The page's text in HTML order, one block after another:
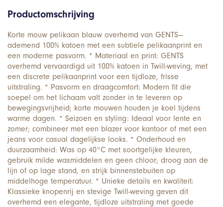
Productomschrijving
Korte mouw pelikaan blauw overhemd van GENTS—
ademend 100% katoen met een subtiele pelikaanprint en
een moderne pasvorm. * Materiaal en print: GENTS
overhemd vervaardigd uit 100% katoen in Twill-weving, met
een discrete pelikaanprint voor een tijdloze, frisse
uitstraling. * Pasvorm en draagcomfort: Modern fit die
soepel om het lichaam valt zonder in te leveren op
bewegingsvrijheid; korte mouwen houden je koel tijdens
warme dagen. * Seizoen en styling: Ideaal voor lente en
zomer; combineer met een blazer voor kantoor of met een
jeans voor casual dagelijkse looks. * Onderhoud en
duurzaamheid: Was op 40°C met soortgelijke kleuren,
gebruik milde wasmiddelen en geen chloor; droog aan de
lijn of op lage stand, en strijk binnenstebuiten op
middelhoge temperatuur. * Unieke details en kwaliteit:
Klassieke knopenrij en stevige Twill-weving geven dit
overhemd een elegante, tijdloze uitstraling met goede